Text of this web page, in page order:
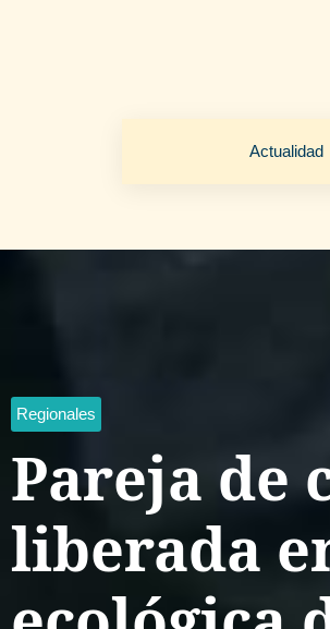
Actualidad
Regionales
Pareja de
liberada